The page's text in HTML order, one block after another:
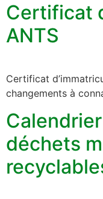
Certificat
ANTS
Certificat
changements à
déchets